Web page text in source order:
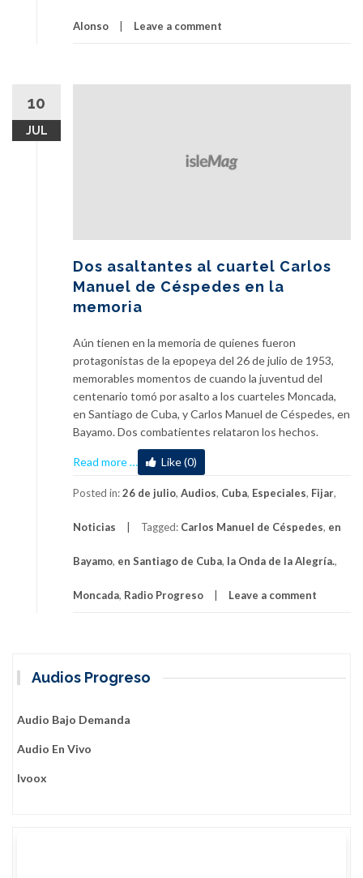
Alonso Leave a comment
10
JUL
Dos asaltantes al cuartel Carlos
Manuel de Céspedes en la
memoria
Aún tienen en la memoria de quienes fueron
protagonistas de la epopeya del 26 de julio de 1953,
memorables momentos de cuando la juventud del
centenario tomó por asalto a los cuarteles Moncada,
en Santiago de Cuba, y Carlos Manuel de Céspedes, en
Bayamo. Dos combatientes relataron los hechos.
Read more
about
Dos
asaltantes
cuartel
Manuel
Céspedes
… Like (0)
Posted in:26 de julio, Audios, Cuba, Especiales, Fijar,
Noticias Tagged: Carlos Manuel de Céspedes, en
Bayamo, en Santiago de Cuba, la Onda de la Alegría.,
Moncada, Radio Progreso Leave a comment
Audios Progreso
Audio Bajo Demanda
Audio En Vivo
Ivoox